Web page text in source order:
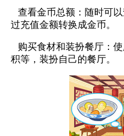
查看金币总额：随时可
过充值金额转换成金币。
购买食材和装扮餐厅：
积等，装扮自己的餐厅。